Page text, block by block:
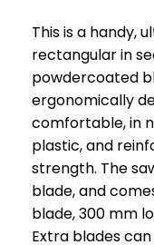
This is a handy,
rectangular in
powdercoated
ergonomically
comfortable, in
plastic, and
strength. The
blade, and
blade, 300 mm
Extra blades